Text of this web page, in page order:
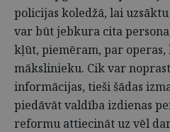
policijas koledžā, lai
var būt jebkura cita
kļūt, piemēram, par
mākslinieku. Cik var
informācijas, tieši šādas
piedāvāt valdība izdienas
reformu attiecināt uz vēl